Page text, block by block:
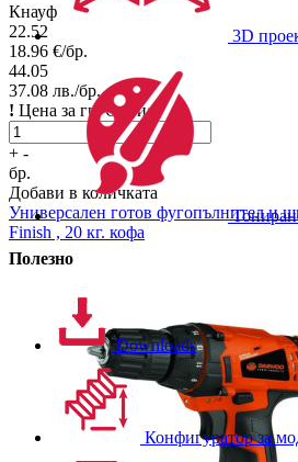
Кнауф
22.52
18.96 €/бр.
44.05
37.08 лв./бр.
! Цена за гр. София.
+ -
бр.
Добави в количката
Универсален готов фугопълнител и
Finish , 20 кг. кофа
3D
Полезно
Downloads
Конфигуратор за